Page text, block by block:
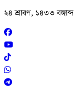
২৪ শ্রাবণ, ১৪৩৩ বঙ্গাব্দ